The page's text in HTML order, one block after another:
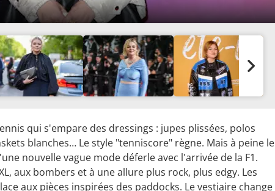
qui s'empare des dressings : jupes plissées, polos
blanches… Le style "tenniscore" règne. Mais à peine le
nouvelle vague mode déferle avec l'arrivée de la F1.
aux bombers et à une allure plus rock, plus edgy. Les
aux pièces inspirées des paddocks. Le vestiaire change